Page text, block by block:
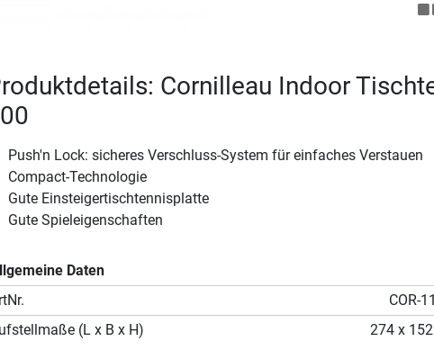
Cornilleau Indoor
Push'n Lock: sicheres Verschluss-System für einfaches Verstauen
Compact-Technologie
Gute Einsteigertischtennisplatte
Gute Spieleigenschaften
Daten
COR-
(L x B x H)
274 x